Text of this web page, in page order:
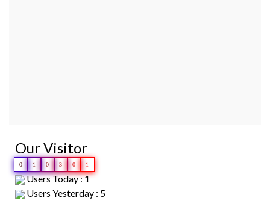
Our Visitor
0 1 0 3 0 1
Users Today : 1
Users Yesterday : 5